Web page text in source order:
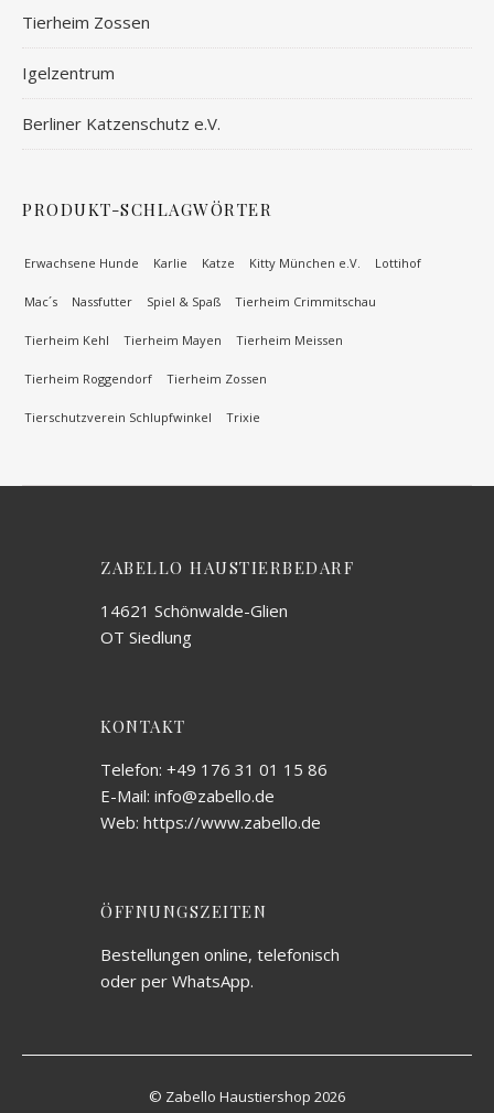
Tierheim Zossen
Igelzentrum
Berliner Katzenschutz e.V.
PRODUKT-SCHLAGWÖRTER
Erwachsene Hunde Karlie Katze Kitty München e.V. Lottihof
Mac´s Nassfutter Spiel & Spaß Tierheim Crimmitschau
Tierheim Kehl Tierheim Mayen Tierheim Meissen
Tierheim Roggendorf Tierheim Zossen
Tierschutzverein Schlupfwinkel Trixie
ZABELLO HAUSTIERBEDARF
14621 Schönwalde-Glien
OT Siedlung
KONTAKT
Telefon: +49 176 31 01 15 86
E-Mail: info@zabello.de
Web: https://www.zabello.de
ÖFFNUNGSZEITEN
Bestellungen online, telefonisch
oder per WhatsApp.
© Zabello Haustiershop 2026